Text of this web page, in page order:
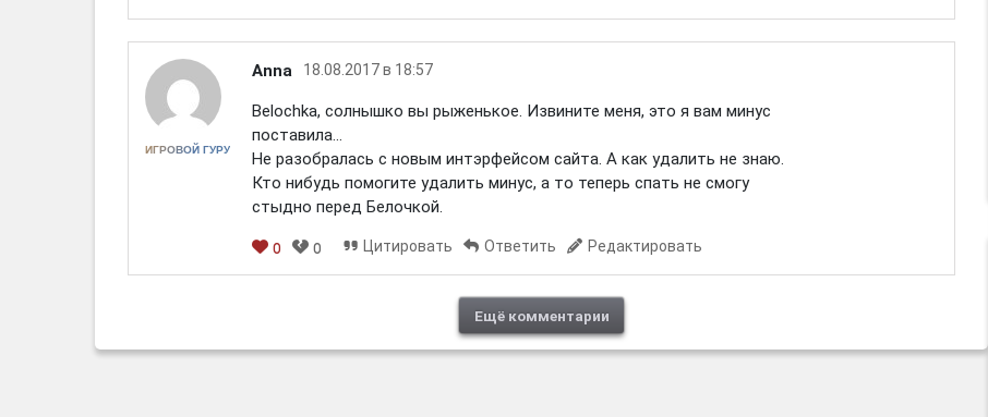
ИГРОВОЙ ГУРУ
Anna 18.08.2017 в 18:57
Belochka, солнышко вы рыженькое. Извините меня, это я вам минус
поставила...
Не разобралась с новым интэрфейсом сайта. А как удалить не знаю.
Кто нибудь помогите удалить минус, а то теперь спать не смогу
стыдно перед Белочкой.
0 0 Цитировать Ответить Редактировать
Ещё комментарии